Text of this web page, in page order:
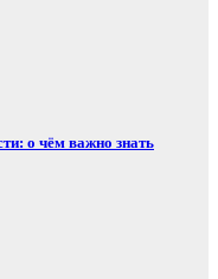
о чём важно знать